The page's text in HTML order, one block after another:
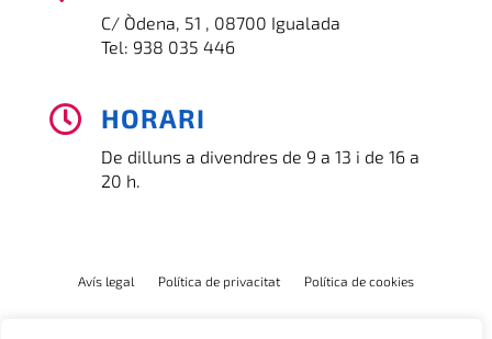
C/ Òdena, 51 , 08700 Igualada
Tel: 938 035 446
 HORARI
De dilluns a divendres de 9 a 13 i de 16 a
20 h.
Avís legal Política de privacitat Política de cookies